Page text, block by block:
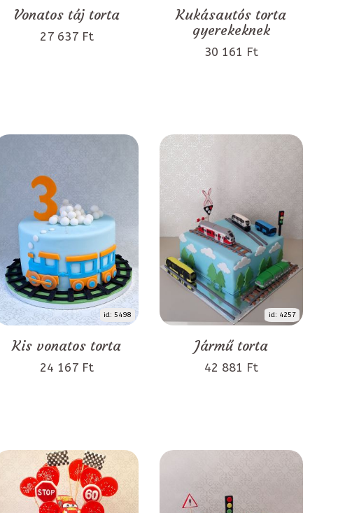
Vonatos táj torta
27 637 Ft
Kukásautós torta
gyerekeknek
30 161 Ft
id: 5498
Kis vonatos torta
24 167 Ft
id: 4257
Jármű torta
42 881 Ft